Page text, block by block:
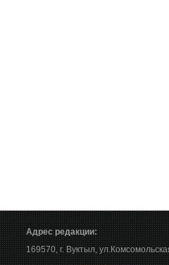
Адрес редакции:
169570, г. Вуктыл,